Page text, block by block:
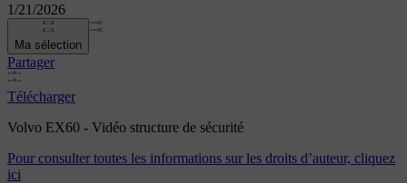
1/21/2026
Ma sélection
Partager
Télécharger
Volvo EX60 - Vidéo structure de sécurité
Pour consulter toutes les informations sur les droits d’auteur, cliquez
ici